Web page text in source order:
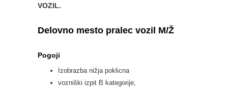
VOZIL.
Delovno mesto pralec vozil M/Ž
Pogoji
Izobrazba nižja poklicna
vozniški izpit B kategorije,